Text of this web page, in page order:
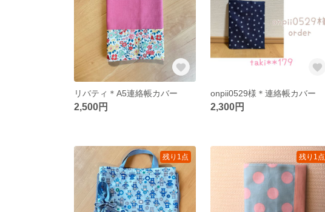
リバティ＊A5連絡帳カバー
2,500円
onpii0529様＊連絡帳カバー
2,300円
残り1点 残り1点